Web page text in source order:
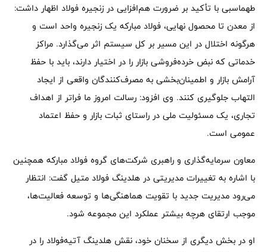
طهماسبی با تأکید بر ضرورت هم‌افزایی در زنجیره فولاد اظهار داشت:
از معدن تا محصول نهایی، فولاد مبارکه یک زنجیره واحد است و
هرگونه اختلال در این مسیر بر کل سیستم اثر می‌گذارد. مراکز
خدماتی که نبض خرده‌فروشی بازار را در اختیار دارند، باید با حفظ
آرامش بازار و اطمینان‌بخشی به مصرف‌کنندگان واقعی از ایجاد
التهاب جلوگیری کنند. وی افزود: رسالت امروز ما فراتر از اهداف
تجاری، یک مسئولیت ملی در راستای ثبات بازار و حفظ اعتماد
عمومی است.
معاون سرمایه‌گذاری و راهبری شرکت‌های گروه فولاد مبارکه همچنین
با اشاره به تغییرات مدیریتی در هلدینگ فولاد متیل گفت: انتظار
می‌رود مدیریت جدید با تقویت هماهنگی‌ها و توسعه فعالیت‌ها،
موجب ارتقای هرچه بیشتر عملکرد این مجموعه شود.
او در بخش دیگری از سخنان خود، نقش هلدینگ آتیه‌فولاد را در